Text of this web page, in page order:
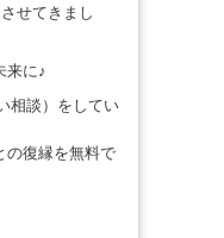
せてきまし
来に♪
相談）をしてい
の復縁を無料で